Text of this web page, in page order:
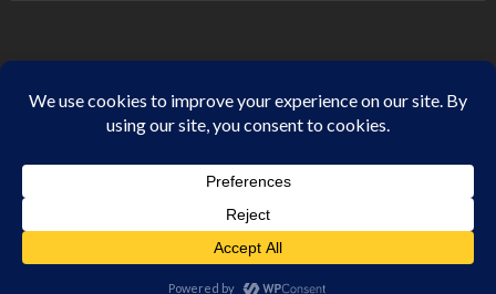
Rights Reserved© CopyrightStudio Fabrizio Fava| p.iva
01666440431